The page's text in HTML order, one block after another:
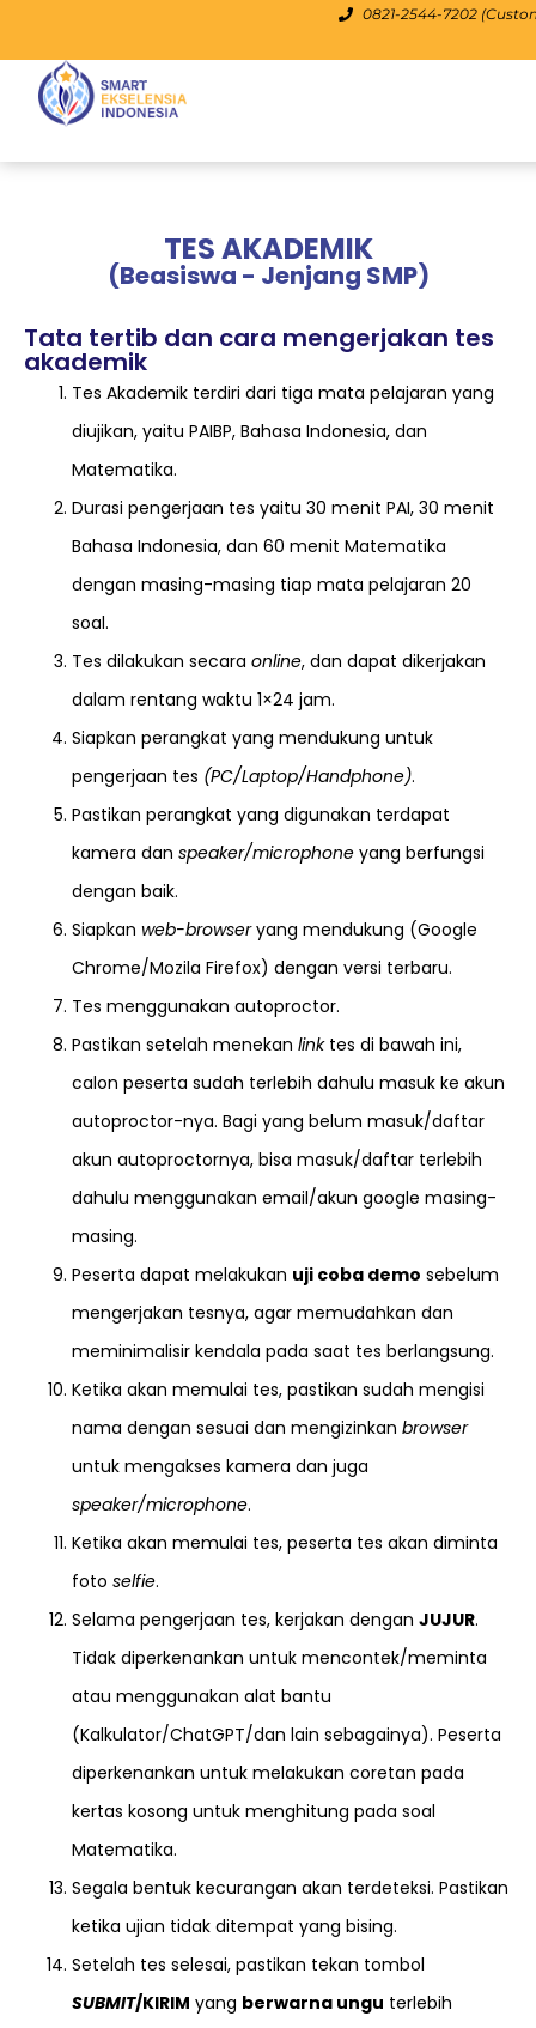
0821-2544-7202
TES AKADEMIK
(Beasiswa - Jenjang SMP)
Tata tertib dan cara mengerjakan tes
akademik
Tes Akademik terdiri dari tiga mata pelajaran yang
diujikan, yaitu PAIBP, Bahasa Indonesia, dan
Matematika.
Durasi pengerjaan tes yaitu 30 menit PAI, 30 menit
Bahasa Indonesia, dan 60 menit Matematika
dengan masing-masing tiap mata pelajaran 20
soal.
Tes dilakukan secara online, dan dapat dikerjakan
dalam rentang waktu 1×24 jam.
Siapkan perangkat yang mendukung untuk
pengerjaan tes (PC/Laptop/Handphone).
Pastikan perangkat yang digunakan terdapat
kamera dan speaker/microphone yang berfungsi
dengan baik.
Siapkan web-browseryang mendukung (Google
Chrome/Mozila Firefox) dengan versi terbaru.
Tes menggunakan autoproctor.
Pastikan setelah menekan linktes di bawah ini,
calon peserta sudah terlebih dahulu masuk ke akun
autoproctor-nya. Bagi yang belum masuk/daftar
akun autoproctornya, bisa masuk/daftar terlebih
dahulu menggunakan email/akun google masing-
masing.
Peserta dapat melakukan uji coba demo sebelum
mengerjakan tesnya, agar memudahkan dan
meminimalisir kendala pada saat tes berlangsung.
Ketika akan memulai tes, pastikan sudah mengisi
nama dengan sesuai dan mengizinkan browser
untuk mengakses kamera dan juga
speaker/microphone.
Ketika akan memulai tes, peserta tes akan diminta
foto selfie.
Selama pengerjaan tes, kerjakan dengan JUJUR.
Tidak diperkenankan untuk mencontek/meminta
atau menggunakan alat bantu
(Kalkulator/ChatGPT/dan lain sebagainya). Peserta
diperkenankan untuk melakukan coretan pada
kertas kosong untuk menghitung pada soal
Matematika.
Segala bentuk kecurangan akan terdeteksi. Pastikan
ketika ujian tidak ditempat yang bising.
Setelah tes selesai, pastikan tekan tombol
SUBMIT/KIRIM yang berwarna ungu terlebih